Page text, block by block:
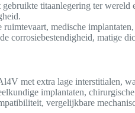
titaanlegering ter wereld
ruimtevaart, medische
corrosiebestendigheid, matige
met extra lage interstitialen,
implantaten,
vergelijkbare